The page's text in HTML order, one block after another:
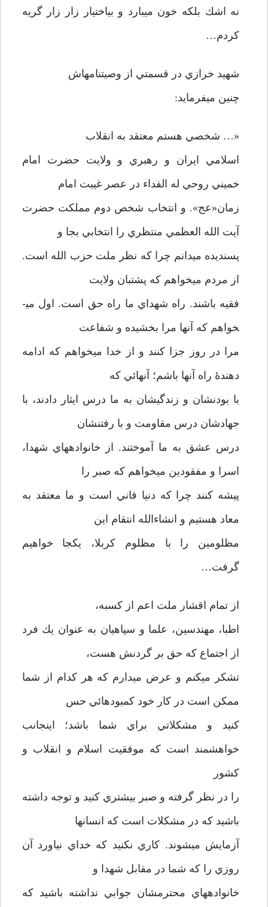
نه اشك بلكه خون مي­بارد و بي­اختيار زار زار گريه
كردم…
شهيد خرازي در قسمتي از وصيتنامه­اش
چنين مي­فرمايد:
«… شخصي هستم معتقد به انقلاب
اسلامي ايران و رهبري و ولايت حضرت امام
خميني روحي له الفداء در عصر غيبت امام
زمان«عج». و انتخاب شخص دوم مملكت حضرت
آيت الله العظمي منتظري را انتخابي بجا و
پسنديده مي­دانم چرا كه نظر ملت حزب الله است.
از مردم مي­خواهم كه پشتبان ولايت
فقيه باشند. راه شهداي ما راه حق است. اول مي­
خواهم كه آنها مرا بخشيده و شفاعت
مرا در روز جزا كنند و از خدا مي­خواهم كه ادامه
دهندۀ راه آنها باشم؛ آنهائي كه
با بودنشان و زندگيشان به ما درس ايثار دادند، با
جهادشان درس مقاومت و با رفتنشان
درس عشق به ما آموختند. از خانواده­هاي شهدا،
اسرا و مفقودين مي­خواهم كه صبر را
پيشه كنند چرا كه دنيا فاني است و ما معتقد به
معاد هستيم و انشاءالله انتقام اين
مظلومين را با مظلوم كربلا، يكجا خواهيم
گرفت…
از تمام اقشار ملت اعم از كسبه،‌
اطبا، مهندسين، علما و سپاهيان به عنوان يك فرد
از اجتماع كه حق بر گردنش هست،
تشكر مي­كنم و عرض مي­دارم كه هر كدام از شما
ممكن است در كار خود كمبودهائي حس
كنيد و مشكلاتي براي شما باشد؛ اينجانب
خواهشمند است كه موفقيت اسلام و انقلاب و
كشور
را در نظر گرفته و صبر بيشتري كنيد و توجه داشته
باشيد كه در مشكلات است كه انسان­ها
آزمايش مي­شوند. كاري نكنيد كه خداي نياورد آن
روزي را كه شما در مقابل شهدا و
خانواده­هاي محترمشان جوابي نداشته باشيد كه